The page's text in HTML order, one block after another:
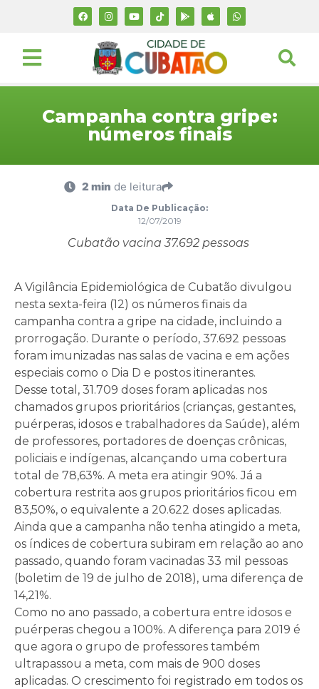
Campanha contra gripe:
números finais
2 min de leitura
Data De Publicação:
12/07/2019
Cubatão vacina 37.692 pessoas
A Vigilância Epidemiológica de Cubatão divulgou
nesta sexta-feira (12) os números finais da
campanha contra a gripe na cidade, incluindo a
prorrogação. Durante o período, 37.692 pessoas
foram imunizadas nas salas de vacina e em ações
especiais como o Dia D e postos itinerantes.
Desse total, 31.709 doses foram aplicadas nos
chamados grupos prioritários (crianças, gestantes,
puérperas, idosos e trabalhadores da Saúde), além
de professores, portadores de doenças crônicas,
policiais e indígenas, alcançando uma cobertura
total de 78,63%. A meta era atingir 90%. Já a
cobertura restrita aos grupos prioritários ficou em
83,50%, o equivalente a 20.622 doses aplicadas.
Ainda que a campanha não tenha atingido a meta,
os índices de cobertura subiram em relação ao ano
passado, quando foram vacinadas 33 mil pessoas
(boletim de 19 de julho de 2018), uma diferença de
14,21%.
Como no ano passado, a cobertura entre idosos e
puérperas chegou a 100%. A diferença para 2019 é
que agora o grupo de professores também
ultrapassou a meta, com mais de 900 doses
aplicadas. O crescimento foi registrado em todos os